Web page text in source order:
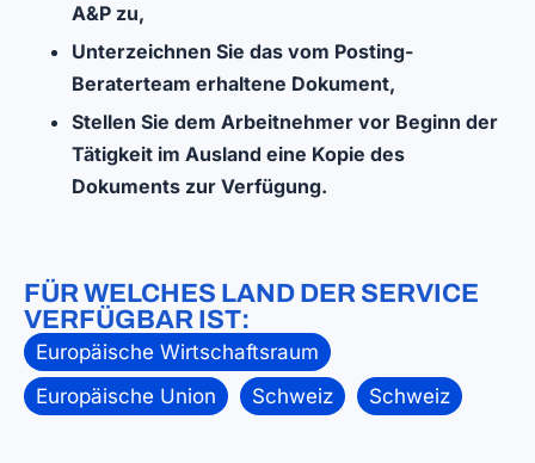
A&P zu,
Unterzeichnen Sie das vom Posting-
Beraterteam erhaltene Dokument,
Stellen Sie dem Arbeitnehmer vor Beginn der
Tätigkeit im Ausland eine Kopie des
Dokuments zur Verfügung.
FÜR WELCHES LAND DER SERVICE
VERFÜGBAR IST:
Europäische Wirtschaftsraum
Europäische Union
Schweiz Schweiz